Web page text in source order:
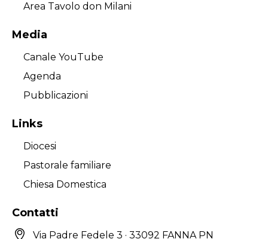
Area Tavolo don Milani
Media
Canale YouTube
Agenda
Pubblicazioni
Links
Diocesi
Pastorale familiare
Chiesa Domestica
Contatti
Via Padre Fedele 3 · 33092 FANNA PN